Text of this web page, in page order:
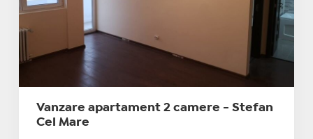
Vanzare apartament 2 camere - Stefan
Cel Mare